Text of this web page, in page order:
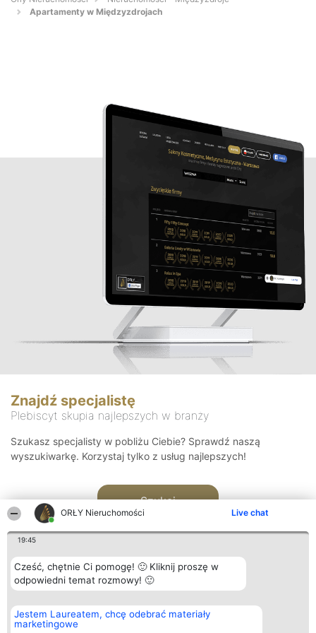
ORŁY Nieruchomości Live chat
19:45
Cześć, chętnie Ci pomogę! 🙂 Kliknij proszę w
odpowiedni temat rozmowy! 🙂
Jestem Laureatem, chcę odebrać materiały
marketingowe
Apartamenty w Międzyzdrojach
Znajdź specjalistę
Plebiscyt skupia najlepszych w branży
Szukasz specjalisty w pobliżu Ciebie? Sprawdź naszą
wyszukiwarkę. Korzystaj tylko z usług najlepszych!
Szukaj
Organizator plebiscytu
Bright Side Solutions sp. z o.
o. sp. k.
Plebiscyt
Laureaci
Kontakt
Kontakt